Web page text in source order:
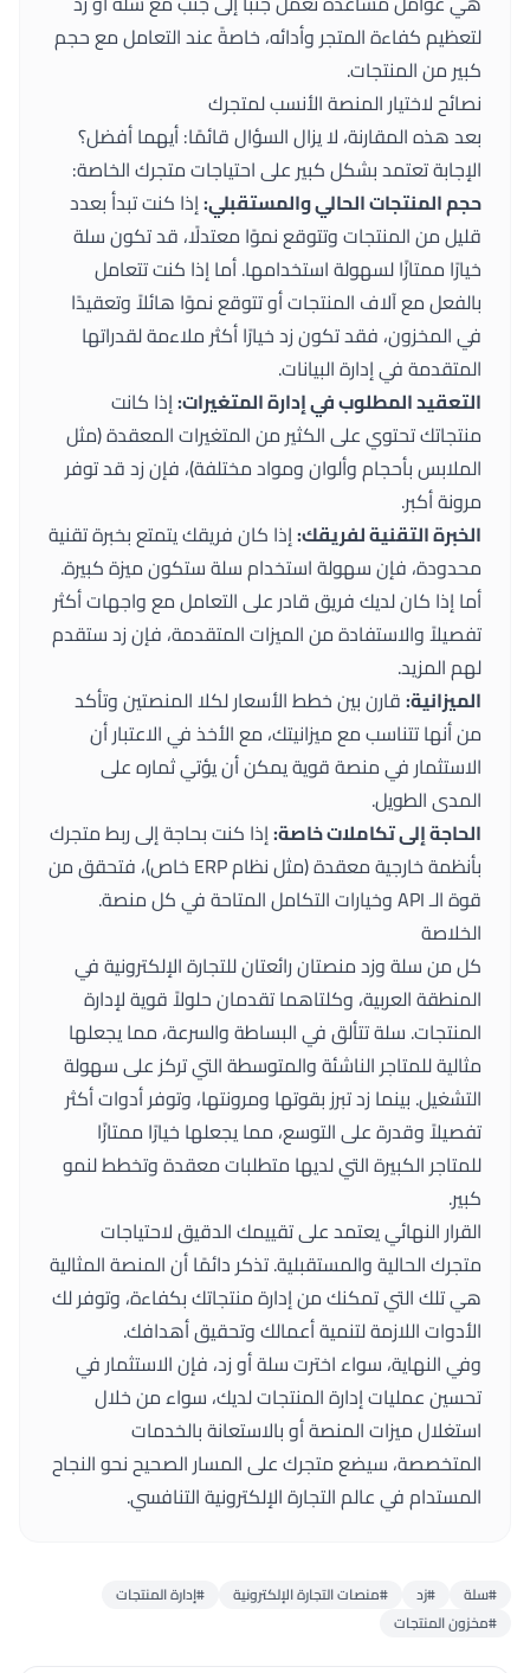
لتعظيم كفاءة المتجر وأدائه، خاصةً عند التعامل مع حجم
كبير من المنتجات.
نصائح لاختيار المنصة الأنسب لمتجرك
بعد هذه المقارنة، لا يزال السؤال قائمًا: أيهما أفضل؟
الإجابة تعتمد بشكل كبير على احتياجات متجرك الخاصة:
حجم المنتجات الحالي والمستقبلي:إذا كنت تبدأ بعدد
قليل من المنتجات وتتوقع نموًا معتدلًا، قد تكون سلة
خيارًا ممتازًا لسهولة استخدامها. أما إذا كنت تتعامل
بالفعل مع آلاف المنتجات أو تتوقع نموًا هائلاً وتعقيدًا
في المخزون، فقد تكون زد خيارًا أكثر ملاءمة لقدراتها
المتقدمة في إدارة البيانات.
التعقيد المطلوب في إدارة المتغيرات:إذا كانت
منتجاتك تحتوي على الكثير من المتغيرات المعقدة (مثل
الملابس بأحجام وألوان ومواد مختلفة)، فإن زد قد توفر
مرونة أكبر.
الخبرة التقنية لفريقك:إذا كان فريقك يتمتع بخبرة تقنية
محدودة، فإن سهولة استخدام سلة ستكون ميزة كبيرة.
أما إذا كان لديك فريق قادر على التعامل مع واجهات أكثر
تفصيلاً والاستفادة من الميزات المتقدمة، فإن زد ستقدم
لهم المزيد.
الميزانية:قارن بين خطط الأسعار لكلا المنصتين وتأكد
من أنها تتناسب مع ميزانيتك، مع الأخذ في الاعتبار أن
الاستثمار في منصة قوية يمكن أن يؤتي ثماره على
المدى الطويل.
الحاجة إلى تكاملات خاصة:إذا كنت بحاجة إلى ربط متجرك
بأنظمة خارجية معقدة (مثل نظام ERP خاص)، فتحقق من
قوة الـ API وخيارات التكامل المتاحة في كل منصة.
الخلاصة
كل من سلة وزد منصتان رائعتان للتجارة الإلكترونية في
المنطقة العربية، وكلتاهما تقدمان حلولاً قوية لإدارة
المنتجات. سلة تتألق في البساطة والسرعة، مما يجعلها
مثالية للمتاجر الناشئة والمتوسطة التي تركز على سهولة
التشغيل. بينما زد تبرز بقوتها ومرونتها، وتوفر أدوات أكثر
تفصيلاً وقدرة على التوسع، مما يجعلها خيارًا ممتازًا
للمتاجر الكبيرة التي لديها متطلبات معقدة وتخطط لنمو
كبير.
القرار النهائي يعتمد على تقييمك الدقيق لاحتياجات
متجرك الحالية والمستقبلية. تذكر دائمًا أن المنصة المثالية
هي تلك التي تمكنك من إدارة منتجاتك بكفاءة، وتوفر لك
الأدوات اللازمة لتنمية أعمالك وتحقيق أهدافك.
وفي النهاية، سواء اخترت سلة أو زد، فإن الاستثمار في
تحسين عمليات إدارة المنتجات لديك، سواء من خلال
استغلال ميزات المنصة أو بالاستعانة بالخدمات
المتخصصة، سيضع متجرك على المسار الصحيح نحو النجاح
المستدام في عالم التجارة الإلكترونية التنافسي.
#سلة #زد #منصات التجارة الإلكترونية
#إدارة المنتجات
#مخزون المنتجات